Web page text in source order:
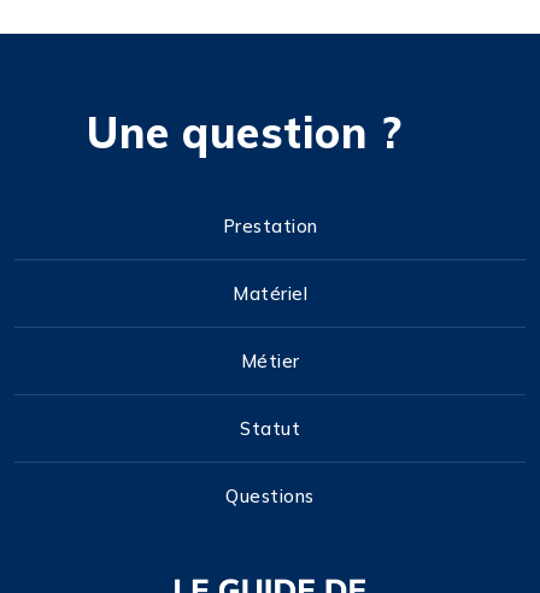
Une question ?
Prestation
Matériel
Métier
Statut
Questions